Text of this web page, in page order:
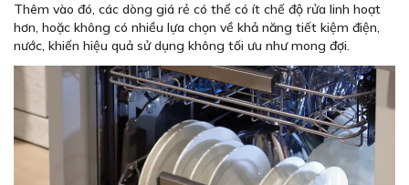
Thêm vào đó, các dòng giá rẻ có thể có ít chế độ rửa linh hoạt
hơn, hoặc không có nhiều lựa chọn về khả năng tiết kiệm điện,
nước, khiến hiệu quả sử dụng không tối ưu như mong đợi.